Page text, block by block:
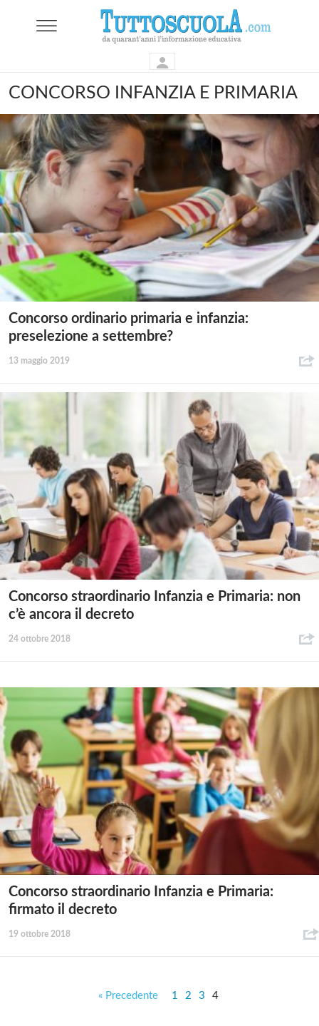
CONCORSO INFANZIA E PRIMARIA
Concorso ordinario primaria e infanzia:
preselezione a settembre?
13 maggio 2019
Concorso straordinario Infanzia e Primaria: non
c’è ancora il decreto
24 ottobre 2018
Concorso straordinario Infanzia e Primaria:
firmato il decreto
19 ottobre 2018
« Precedente 1 2 3 4